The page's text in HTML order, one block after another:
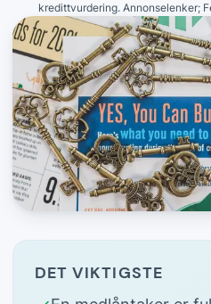
kredittvurdering. Annonselenker;
DET VIKTIGSTE